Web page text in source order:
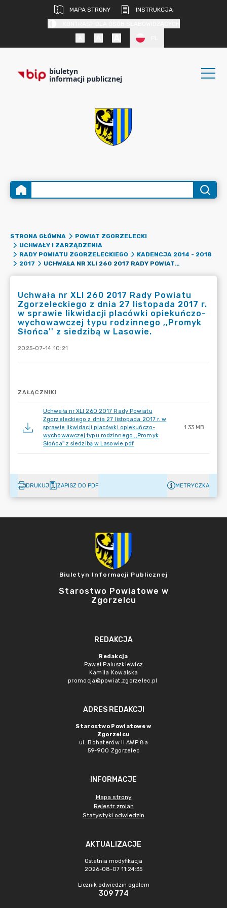
MAPA STRONY
INSTRUKCJA
biuletyn
informacji publicznej
STRONA GŁÓWNA
POWIAT ZGORZELECKI
UCHWAŁY I ZARZĄDZENIA
RADY POWIATU ZGORZELECKIEGO
KADENCJA 2014 - 2018
2017
UCHWAŁA NR XLI 260 2017 RADY POWIATU ZGORZELECKIEGO Z DNIA 27 LISTOPADA 2017 R. W SPRAWIE LIKWIDACJI PLACÓWKI OPIEKUŃCZO-WYCHOWAWCZEJ TYPU RODZINNEGO ,,PROMYK SŁOŃCA'' Z SIEDZIBĄ W LASOWIE.
Uchwała nr XLI 260 2017 Rady Powiatu
Zgorzeleckiego z dnia 27 listopada 2017 r.
w sprawie likwidacji placówki opiekuńczo-
wychowawczej typu rodzinnego ,,Promyk
Słońca'' z siedzibą w Lasowie.
2025-07-14 10:21
ZAŁĄCZNIKI
Uchwała nr XLI 260 2017 Rady Powiatu
Zgorzeleckiego z dnia 27 listopada 2017 r. w
sprawie likwidacji placówki opiekuńczo-
wychowawczej typu rodzinnego ,,Promyk
Słońca'' z siedzibą w Lasowie.pdf
1.33 MB
DRUKUJ ZAPISZ DO PDF METRYCZKA
Biuletyn Informacji Publicznej
Starostwo Powiatowe w
Zgorzelcu
REDAKCJA
Redakcja
Paweł Paluszkiewicz
Kamila Kowalska
promocja@powiat.zgorzelec.pl
ADRES REDAKCJI
Starostwo Powiatowe w
Zgorzelcu
ul. Bohaterów II AWP 8a
59-900 Zgorzelec
INFORMACJE
Mapa strony
Rejestr zmian
Statystyki odwiedzin
AKTUALIZACJE
Ostatnia modyfikacja
2026-08-07 11:24:35
Licznik odwiedzin ogółem
309 774